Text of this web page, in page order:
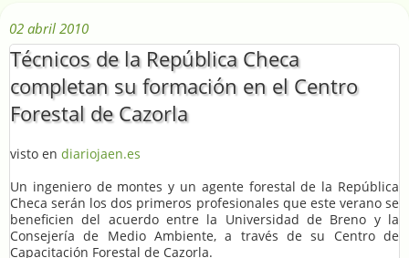
02 abril 2010
Técnicos de la República Checa
completan su formación en el Centro
Forestal de Cazorla
visto en diariojaen.es
Un ingeniero de montes y un agente forestal de la República
Checa serán los dos primeros profesionales que este verano se
beneficien del acuerdo entre la Universidad de Breno y la
Consejería de Medio Ambiente, a través de su Centro de
Capacitación Forestal de Cazorla.